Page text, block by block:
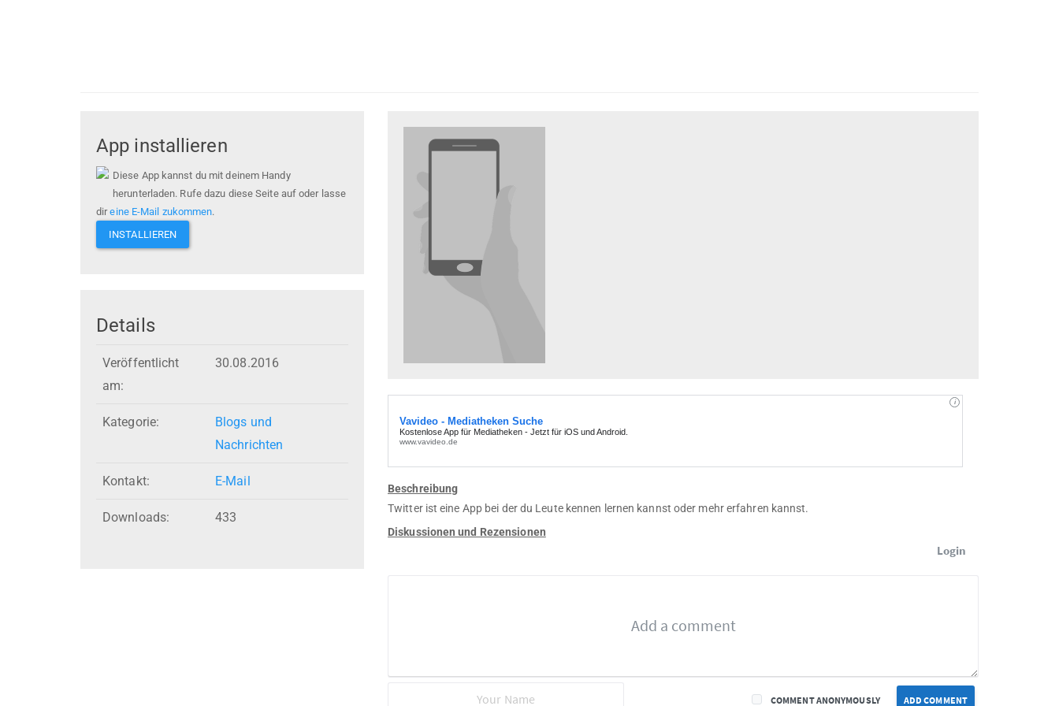
App installieren
Diese App kannst du mit deinem Handy
herunterladen. Rufe dazu diese Seite auf oder lasse
direine E-Mail zukommen.
INSTALLIEREN
Details
Veröffentlicht
am:
30.08.2016
Kategorie:
Blogs und
Nachrichten
Kontakt: E-Mail
Downloads: 433
Beschreibung
Twitter ist eine App bei der du Leute kennen lernen kannst oder mehr erfahren kannst.
Diskussionen und Rezensionen
Login
ADD COMMENT
COMMENT ANONYMOUSLY